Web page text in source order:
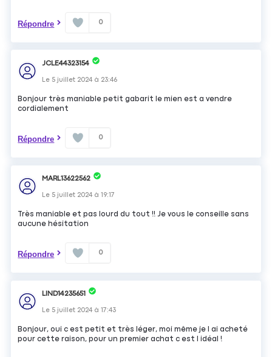
Répondre 0
JCLE44323154
Le 5 juillet 2024 à 23:46
Bonjour très maniable petit gabarit le mien est a vendre
cordialement
Répondre 0
MARL13622562
Le 5 juillet 2024 à19:17
Très maniable et pas lourd du tout !! Je vous le conseille sans
aucune hésitation
Répondre 0
LIND14235651
Le 5 juillet 2024 à17:43
Bonjour, oui c est petit et très léger, moi même je l ai acheté
pour cette raison, pour un premier achat c est l idéal !